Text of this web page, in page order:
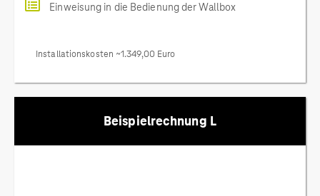
Einweisung in die Bedienung der Wallbox
Installationskosten ~1.349,00 Euro
Beispielrechnung L